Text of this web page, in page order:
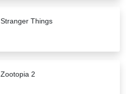
Stranger Things
Zootopia 2